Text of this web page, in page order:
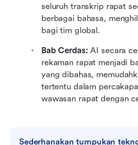
seluruh transkrip rapat
berbagai bahasa,
bagi tim global.
Bab Cerdas: AI secara
rekaman rapat menjadi
yang dibahas,
tertentu dalam
wawasan rapat dengan
Sederhanakan tumpukan